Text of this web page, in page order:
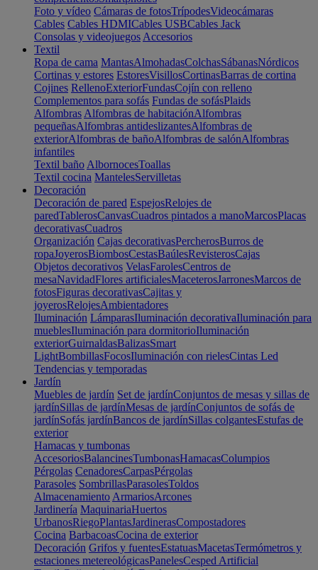
Foto y vídeo Cámaras de fotosTrípodesVideocámaras
Cables Cables HDMICables USBCables Jack
Consolas y videojuegos Accesorios
Textil
Ropa de cama MantasAlmohadasColchasSábanasNórdicos
Cortinas y estores EstoresVisillosCortinasBarras de cortina
Cojines RellenoExteriorFundasCojín con relleno
Complementos para sofás Fundas de sofásPlaids
Alfombras Alfombras de habitaciónAlfombras
pequeñasAlfombras antideslizantesAlfombras de
exteriorAlfombras de bañoAlfombras de salónAlfombras
infantiles
Textil baño AlbornocesToallas
Textil cocina MantelesServilletas
Decoración
Decoración de pared EspejosRelojes de
paredTablerosCanvasCuadros pintados a manoMarcosPlacas
decorativasCuadros
Organización Cajas decorativasPercherosBurros de
ropaJoyerosBiombosCestasBaúlesRevisterosCajas
Objetos decorativos VelasFarolesCentros de
mesaNavidadFlores artificialesMaceterosJarronesMarcos de
fotosFiguras decorativasCajitas y
joyerosRelojesAmbientadores
Iluminación LámparasIluminación decorativaIluminación para
mueblesIluminación para dormitorioIluminación
exteriorGuirnaldasBalizasSmart
LightBombillasFocosIluminación con rielesCintas Led
Tendencias y temporadas
Jardín
Muebles de jardín Set de jardínConjuntos de mesas y sillas de
jardínSillas de jardínMesas de jardínConjuntos de sofás de
jardínSofás jardínBancos de jardínSillas colgantesEstufas de
exterior
Hamacas y tumbonas
AccesoriosBalancinesTumbonasHamacasColumpios
Pérgolas CenadoresCarpasPérgolas
Parasoles SombrillasParasolesToldos
Almacenamiento ArmariosArcones
Jardinería MaquinariaHuertos
UrbanosRiegoPlantasJardinerasCompostadores
Cocina BarbacoasCocina de exterior
Decoración Grifos y fuentesEstatuasMacetasTermómetros y
estaciones metereológicasPanelesCesped Artificial